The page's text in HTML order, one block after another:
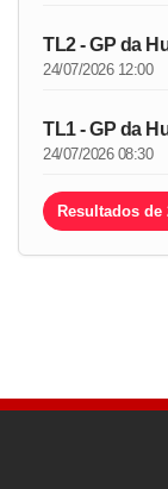
TL2 - GP da
24/07/2026 12:00
TL1 - GP da
24/07/2026 08:30
Resultados de